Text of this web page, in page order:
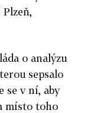
o analýzu
sepsalo
se v ní, aby
místo toho